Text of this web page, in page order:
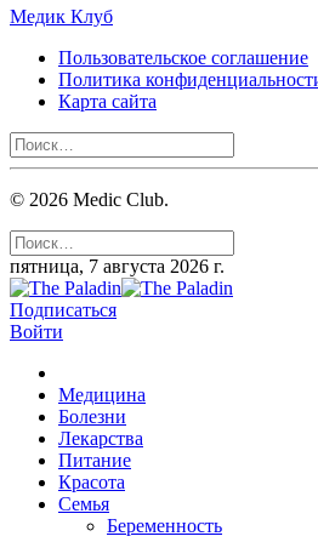
Медик Клуб
Пользовательское соглашение
Политика
Карта сайта
© 2026 Medic Club.
пятница, 7 августа 2026 г.
Подписаться
Войти
Медицина
Болезни
Лекарства
Питание
Красота
Семья
Беременность